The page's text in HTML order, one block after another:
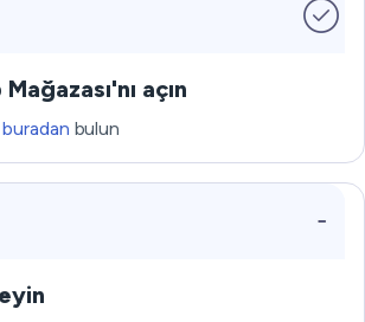
açın
buradan bulun